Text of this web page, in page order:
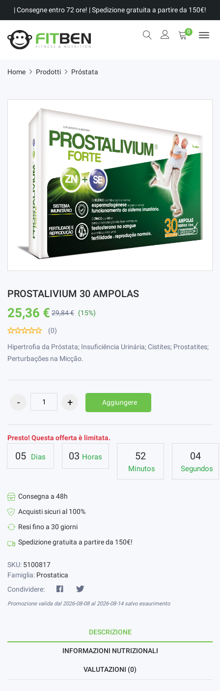
| Consegne entro 72 ore! | Spedizione gratuita a partire da 150€!
0
Home Prodotti Próstata
PROSTALIVIUM 30 AMPOLAS
25,36 € 29,84 € (15%)
(0)
Hipertrofia da Próstata; Insuficiência Urinária; Cistites; Prostatites;
Perturbações na Micção.
Aggiungere
Presto! Questa offerta è limitata.
05 Dias 03 Horas 52
Minutos
03
Segundos
Consegna a 48h
Acquisti sicuri al 100%
Resi fino a 30 giorni
Spedizione gratuita a partire da 150€!
SKU: 5100817
Famiglia: Prostatica
Condividere:
Promozione valida dal 2026-08-08 al 2026-08-14 salvo esaurimento
DESCRIZIONE
INFORMAZIONI NUTRIZIONALI
VALUTAZIONI (0)